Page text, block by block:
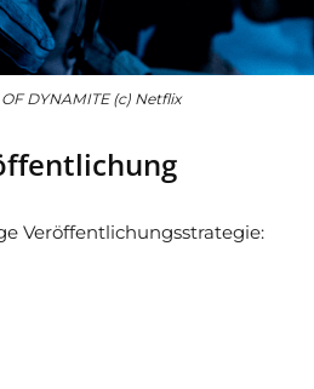
DYNAMITE (c) Netflix
Veröffentlichungsstrategie: